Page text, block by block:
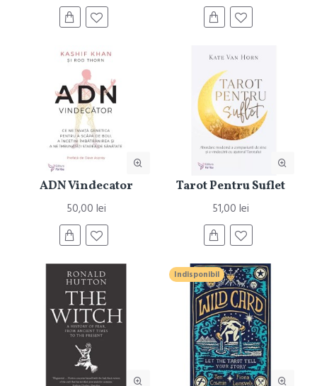
ADN Vindecator
50,00 lei
Tarot Pentru Suflet
51,00 lei
Indisponibil